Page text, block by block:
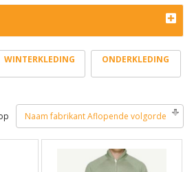
WINTERKLEDING ONDERKLEDING
Naam fabrikant Aflopende volgorde